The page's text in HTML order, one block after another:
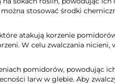
stosować środki
atakują korzenie
W celu zwalczania
pomidorów, powodując
larw w glebie. Aby